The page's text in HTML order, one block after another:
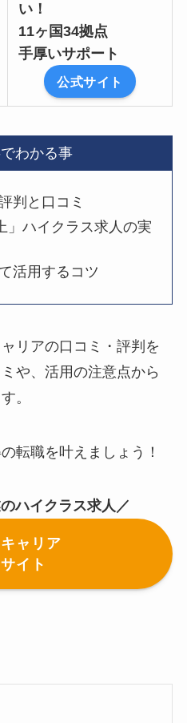
い！
11ヶ国34拠点
手厚いサポート
公式サイト
わかる事
判と口コミ
」ハイクラス求人の実
活用するコツ
リアの口コミ・評判を
や、活用の注意点から
。
転職を叶えましょう！
ハイクラス求人／
ャリア
イト